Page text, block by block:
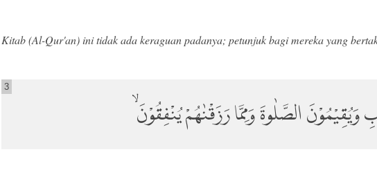
Kitab (Al-Qur'an) ini tidak ada keraguan padanya; petunjuk bagi mereka yang
وَيُقِيْمُوْنَ الصَّلٰوةَ وَمِمَّا رَزَقْنٰهُمْ يُنْفِقُوْنَ
3